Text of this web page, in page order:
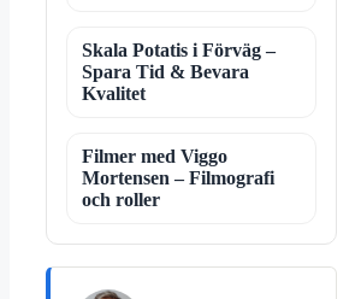
Skala Potatis i Förväg –
Spara Tid & Bevara
Kvalitet
Filmer med Viggo
Mortensen – Filmografi
och roller